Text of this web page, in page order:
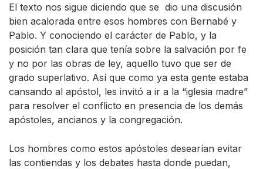
El texto nos sigue diciendo que se dio una discusión
bien acalorada entre esos hombres con Bernabé y
Pablo. Y conociendo el carácter de Pablo, y la
posición tan clara que tenía sobre la salvación por fe
y no por las obras de ley, aquello tuvo que ser de
grado superlativo. Así que como ya esta gente estaba
cansando al apóstol, les invitó a ir a la “iglesia madre”
para resolver el conflicto en presencia de los demás
apóstoles, ancianos y la congregación.
Los hombres como estos apóstoles desearían evitar
las contiendas y los debates hasta donde puedan,